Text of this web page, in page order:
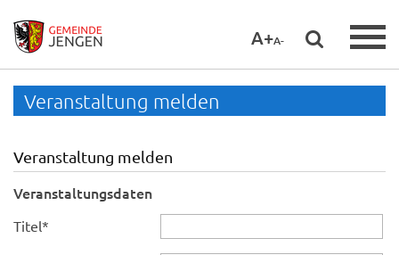
A+A-
Veranstaltung melden
Veranstaltung melden
Veranstaltungsdaten
Titel*